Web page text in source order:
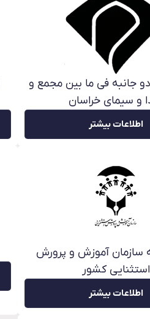
جانبه فی ما بین مجمع و
و سیمای خراسان
اطلاعات بیشتر
سازمان آموزش و پرورش
استثنایی کشور
اطلاعات بیشتر